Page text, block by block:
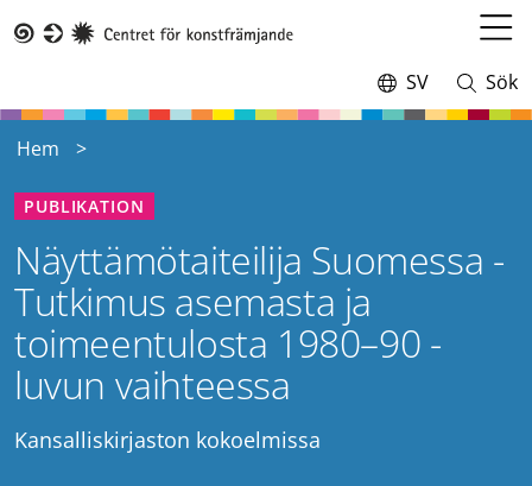
till
Switch
language,
SV
Öppna
och
Sök
Hem
PUBLIKATION
Näyttämötaiteilija Suomessa -
Tutkimus asemasta ja
toimeentulosta 1980–90 -
luvun vaihteessa
Kansalliskirjaston kokoelmissa